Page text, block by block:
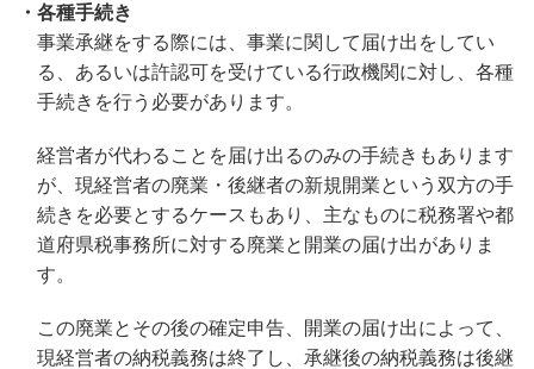
・各種手続き
事業承継をする際には、事業に関して届け出をしてい
る、あるいは許認可を受けている行政機関に対し、各種
手続きを行う必要があります。
経営者が代わることを届け出るのみの手続きもあります
が、現経営者の廃業・後継者の新規開業という双方の手
続きを必要とするケースもあり、主なものに税務署や都
道府県税事務所に対する廃業と開業の届け出がありま
す。
この廃業とその後の確定申告、開業の届け出によって、
現経営者の納税義務は終了し、承継後の納税義務は後継